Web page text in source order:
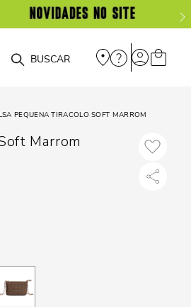
PEQUENA TIRACOLO SOFT MARROM
Marrom